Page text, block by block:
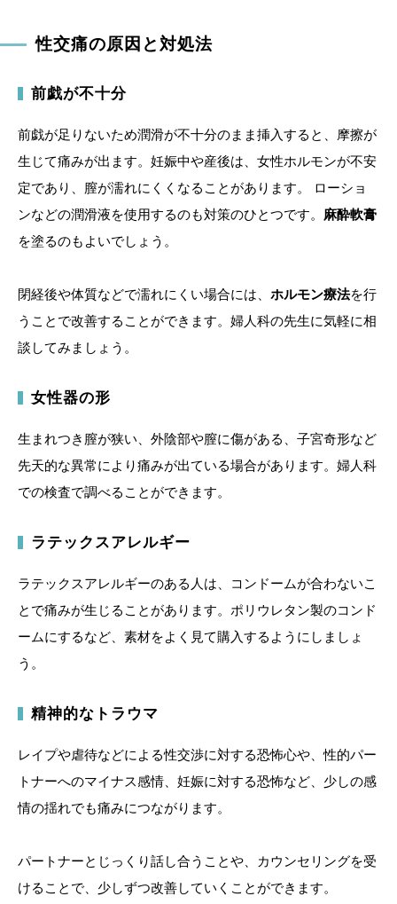
性交痛の原因と対処法
前戯が不十分
前戯が足りないため潤滑が不十分のまま挿入すると、摩擦が
生じて痛みが出ます。妊娠中や産後は、女性ホルモンが不安
定であり、膣が濡れにくくなることがあります。 ローショ
ンなどの潤滑液を使用するのも対策のひとつです。 麻酔軟膏
を塗るのもよいでしょう。
閉経後や体質などで濡れにくい場合には、 ホルモン療法を行
うことで改善することができます。婦人科の先生に気軽に相
談してみましょう。
女性器の形
生まれつき膣が狭い、外陰部や膣に傷がある、子宮奇形など
先天的な異常により痛みが出ている場合があります。婦人科
での検査で調べることができます。
ラテックスアレルギー
ラテックスアレルギーのある人は、コンドームが合わないこ
とで痛みが生じることがあります。ポリウレタン製のコンド
ームにするなど、素材をよく見て購入するようにしましょ
う。
精神的なトラウマ
レイプや虐待などによる性交渉に対する恐怖心や、性的パー
トナーへのマイナス感情、妊娠に対する恐怖など、少しの感
情の揺れでも痛みにつながります。
パートナーとじっくり話し合うことや、カウンセリングを受
けることで、少しずつ改善していくことができます。